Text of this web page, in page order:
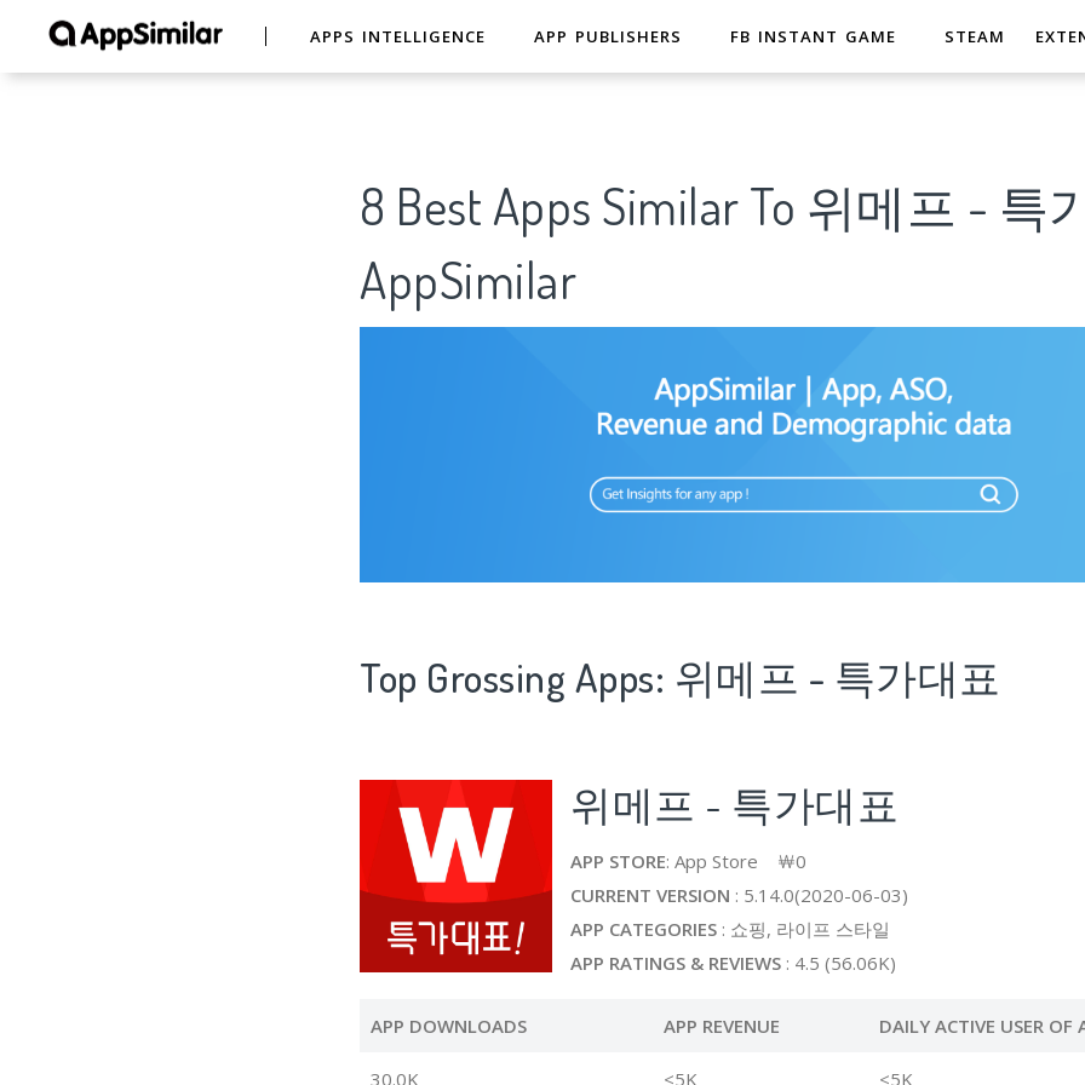
APPS INTELLIGENCE APP PUBLISHERS FB INSTANT GAME STEAM
8 Best Apps Similar To 위메프 - 특
AppSimilar
Top Grossing Apps: 위메프 - 특가대표
위메프 - 특가대표
APP STORE: App Store ￦0
CURRENT VERSION : 5.14.0(2020-06-03)
APP CATEGORIES : 쇼핑, 라이프 스타일
APP RATINGS & REVIEWS : 4.5 (56.06K)
APP DOWNLOADS APP REVENUE DAILY ACTIVE USER OF
30.0K <5K <5K